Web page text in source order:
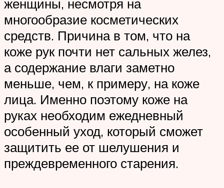
женщины, несмотря на
многообразие косметических
средств. Причина в том, что на
коже рук почти нет сальных желез,
а содержание влаги заметно
меньше, чем, к примеру, на коже
лица. Именно поэтому коже на
руках необходим ежедневный
особенный уход, который сможет
защитить ее от шелушения и
преждевременного старения.